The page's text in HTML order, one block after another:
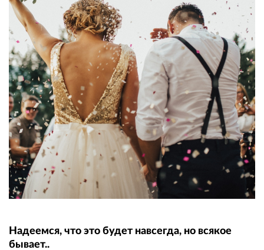
Надеемся, что это будет навсегда, но всякое
бывает..